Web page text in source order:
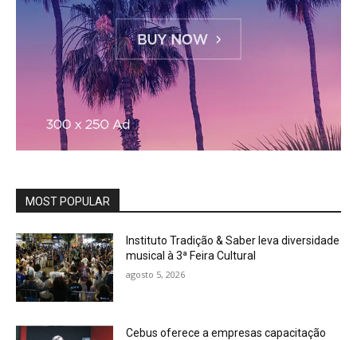
MOST POPULAR
Instituto Tradição & Saber leva diversidade
musical à 3ª Feira Cultural
agosto 5, 2026
Cebus oferece a empresas capacitação